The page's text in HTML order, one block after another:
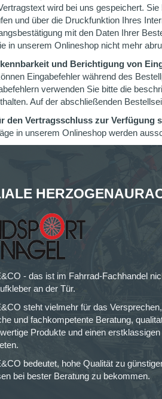
wird bei uns gespeichert.
und über die Druckfunktion Ihres
mit den Daten Ihrer
in unserem Onlineshop nicht mehr
und Berichtigung von
Eingabefehler während des
verwenden Sie bitte die
Auf der abschließenden
den Vertragsschluss zur Verfügung
in unserem Onlineshop werden
- das ist im Fahrrad-Fachhandel
an der Tür.
steht vielmehr für das
und fachkompetente Beratung,
Produkte und einen
bedeutet, hohe Qualität zu
bei bester Beratung zu bekommen.